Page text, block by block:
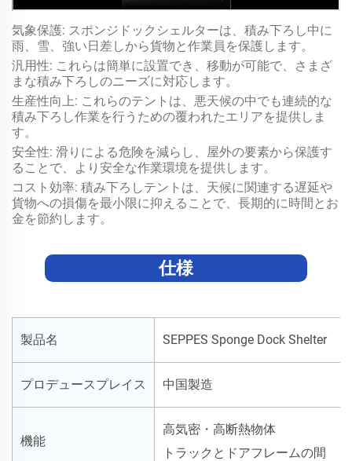
気象保護: スポンジドックシェルターは、積み下ろし中に
雨、雪、強い日差しから貨物と作業員を保護します。
汎用性: これらは簡単に設置でき、移動が可能で、さまざ
まな積み下ろしのニーズに対応します。
生産性向上: これらのテントは、悪天候の中でも連続的な
積み下ろし作業を行うための覆われたエリアを提供しま
す。
安全性: 滑りによる危険を減らし、屋外の要素から保護す
ることで、より安全な作業環境を提供します。
コスト効率: 積み下ろしテントは、天候に関連する遅延や
貨物への損傷を最小限に抑えることで、長期的に時間とお
金を節約します。
仕様
製品名 SEPPES Sponge Dock Shelter
プロデュースプレイス 中国製造
機能
高気密・高断熱物体
トラックとドアフレームの間